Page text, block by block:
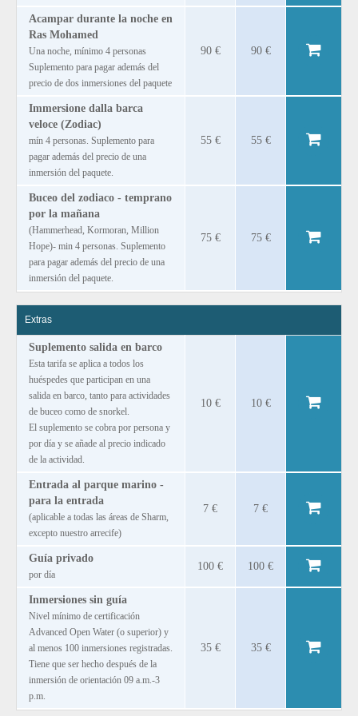
Acampar durante la noche en
Ras Mohamed
Una noche, mínimo 4 personas
Suplemento para pagar además del
precio de dos inmersiones del paquete
90 € 90 €
Immersione dalla barca
veloce (Zodiac)
mín 4 personas. Suplemento para
pagar además del precio de una
inmersión del paquete.
55 € 55 €
Buceo del zodiaco - temprano
por la mañana
(Hammerhead, Kormoran, Million
Hope)‐ min 4 personas. Suplemento
para pagar además del precio de una
inmersión del paquete.
75 € 75 €
Extras
Suplemento salida en barco
Esta tarifa se aplica a todos los
huéspedes que participan en una
salida en barco, tanto para actividades
de buceo como de snorkel.
El suplemento se cobra por persona y
por día y se añade al precio indicado
de la actividad.
10 € 10 €
Entrada al parque marino -
para la entrada
(aplicable a todas las áreas de Sharm,
excepto nuestro arrecife)
7 € 7 €
Guía privado
por día
100 € 100 €
Inmersiones sin guía
Nivel mínimo de certificación
Advanced Open Water (o superior) y
al menos 100 inmersiones registradas.
Tiene que ser hecho después de la
inmersión de orientación 09 a.m.-3
p.m.
35 € 35 €